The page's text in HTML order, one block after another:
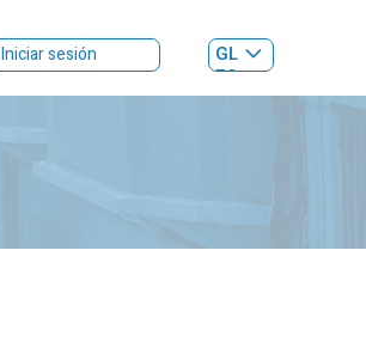
Iniciar sesión
GL
ES|